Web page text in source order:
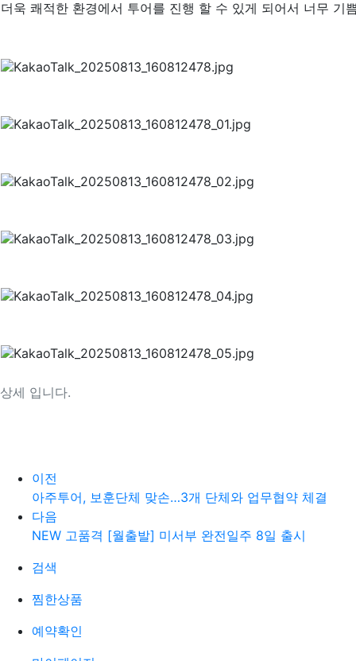
상세 입니다.
더욱 쾌적한 환경에서 투어를 진행 할 수 있게 되어서 너무 기
이전
아주투어, 보훈단체 맞손…3개 단체와 업무협약 체결
다음
NEW 고품격 [월출발] 미서부 완전일주 8일 출시
검색
찜한상품
예약확인